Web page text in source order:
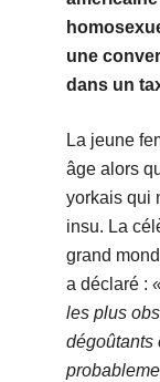
une
dans un
La jeune
âge alors
yorkais qui
insu. La
grand
a déclaré :
les plus
dégoûtants